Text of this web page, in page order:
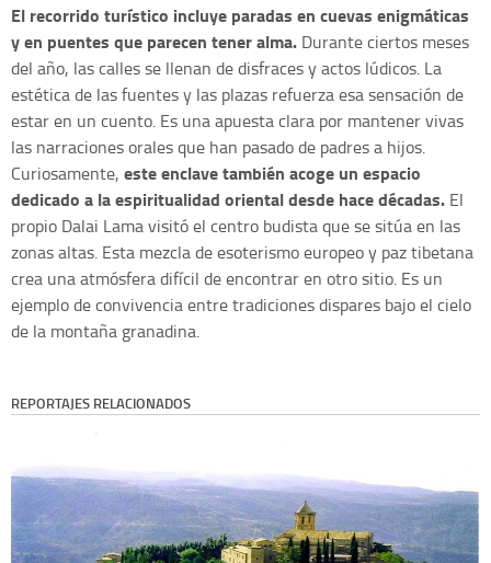
El recorrido turístico incluye paradas en cuevas enigmáticas
y en puentes que parecen tener alma. Durante ciertos meses
del año, las calles se llenan de disfraces y actos lúdicos. La
estética de las fuentes y las plazas refuerza esa sensación de
estar en un cuento. Es una apuesta clara por mantener vivas
las narraciones orales que han pasado de padres a hijos.
Curiosamente, este enclave también acoge un espacio
dedicado a la espiritualidad oriental desde hace décadas. El
propio Dalai Lama visitó el centro budista que se sitúa en las
zonas altas. Esta mezcla de esoterismo europeo y paz tibetana
crea una atmósfera difícil de encontrar en otro sitio. Es un
ejemplo de convivencia entre tradiciones dispares bajo el cielo
de la montaña granadina.
REPORTAJES RELACIONADOS